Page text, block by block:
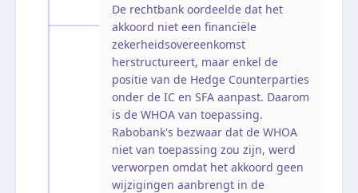
De rechtbank oordeelde dat het
akkoord niet een financiële
zekerheidsovereenkomst
herstructureert, maar enkel de
positie van de Hedge Counterparties
onder de IC en SFA aanpast. Daarom
is de WHOA van toepassing.
Rabobank's bezwaar dat de WHOA
niet van toepassing zou zijn, werd
verworpen omdat het akkoord geen
wijzigingen aanbrengt in de